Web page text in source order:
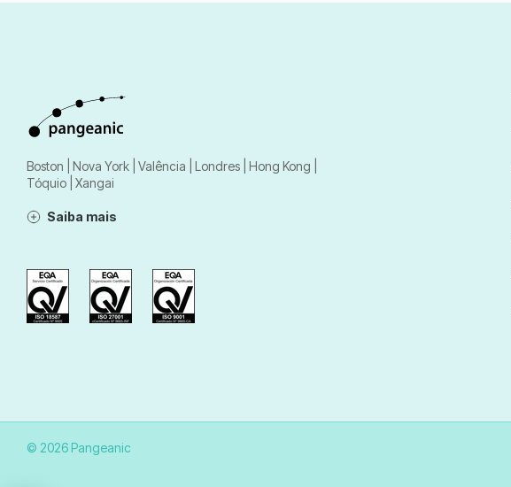
Boston | Nova York | Valência | Londres | Hong Kong |
Tóquio | Xangai
Saiba mais
© 2026 Pangeanic